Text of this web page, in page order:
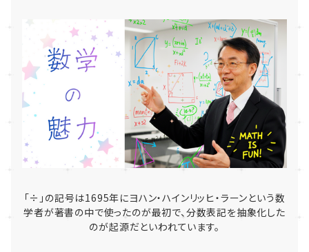
「÷」の記号は1695年にヨハン・ハインリッヒ・ラーンという数
学者が著書の中で使ったのが最初で、分数表記を抽象化した
のが起源だといわれています。